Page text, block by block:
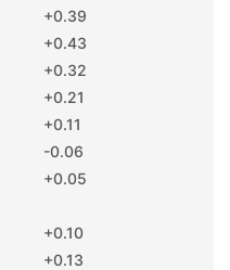
+0.39
+0.43
+0.32
+0.21
+0.11
-0.06
+0.05
+0.10
+0.13